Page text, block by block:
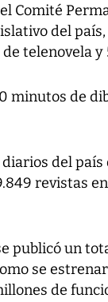
Comité
del
telenovela y
minutos de
del
revistas
publicó un
se
de